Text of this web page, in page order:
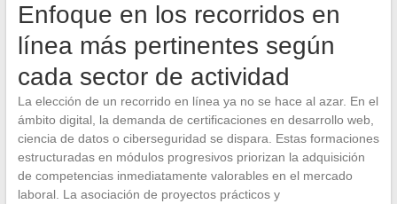
Enfoque en los recorridos en
línea más pertinentes según
cada sector de actividad
La elección de un recorrido en línea ya no se hace al azar. En el
ámbito digital, la demanda de certificaciones en desarrollo web,
ciencia de datos o ciberseguridad se dispara. Estas formaciones
estructuradas en módulos progresivos priorizan la adquisición
de competencias inmediatamente valorables en el mercado
laboral. La asociación de proyectos prácticos y